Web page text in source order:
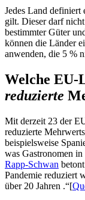
Jedes Land definiert
gilt. Dieser darf
bestimmter Güter
können die Länder
anwenden, die 5 %
Welche EU-
reduzierte
Mit derzeit 23 der
reduzierte
beispielsweise
was Gastronomen
Rapp-Schwan
Pandemie reduziert
über 20 Jahren .“[